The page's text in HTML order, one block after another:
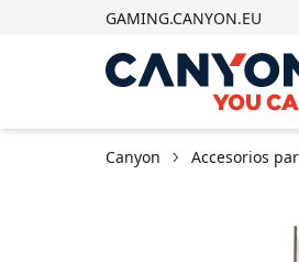
GAMING.CANYON.EU
Canyon Accesorios